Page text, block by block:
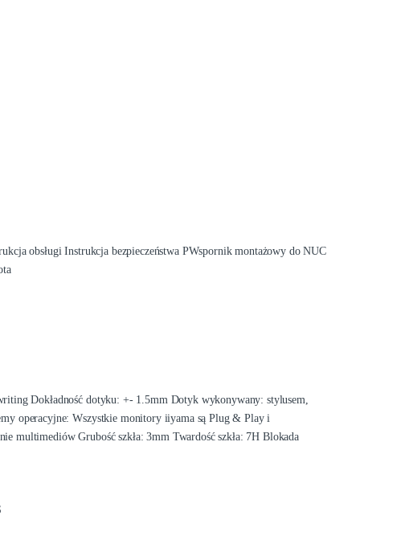
obsługi Instrukcja bezpieczeństwa PWspornik montażowy do NUC
Dokładność dotyku: +- 1.5mm Dotyk wykonywany: stylusem,
operacyjne: Wszystkie monitory iiyama są Plug & Play i
multimediów Grubość szkła: 3mm Twardość szkła: 7H Blokada